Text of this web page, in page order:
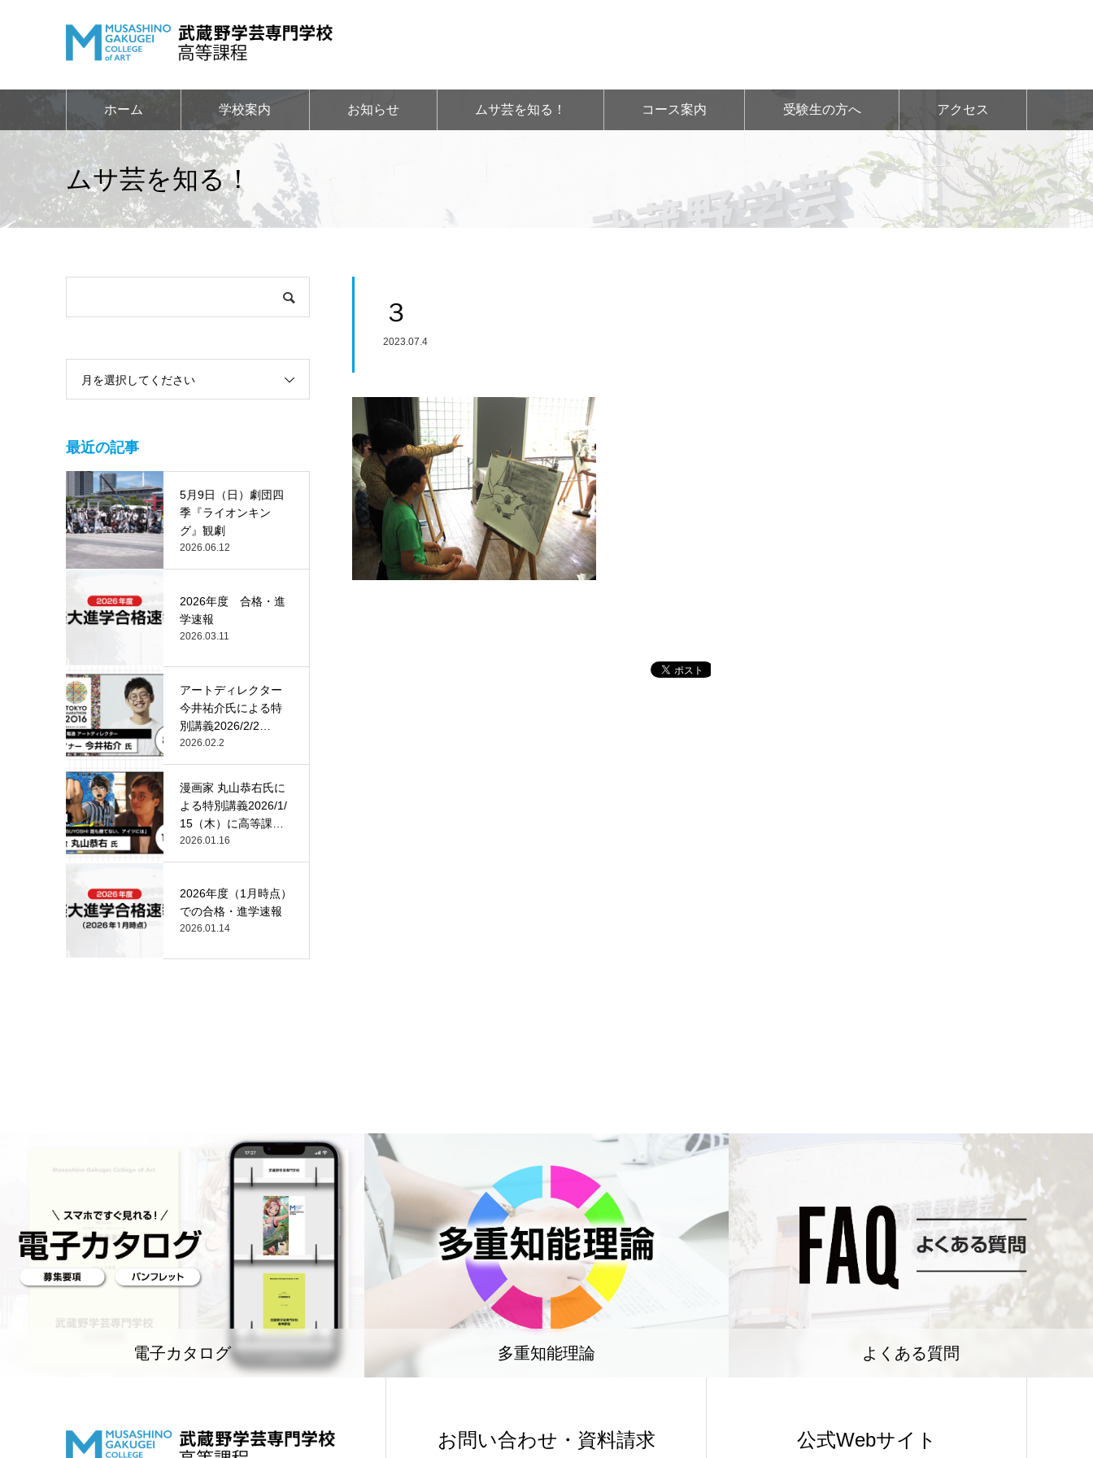
ホーム 学校案内 お知らせ ムサ芸を知る！ コース案内 受験生の方へ アクセス
ムサ芸を知る！
３
2023.07.4
月を選択してください
最近の記事
5月9日（日）劇団四
季『ライオンキン
グ』観劇
2026.06.12
2026年度 合格・進
学速報
2026.03.11
アートディレクター
今井祐介氏による特
別講義2026/2/2
（月）…
2026.02.2
漫画家 丸山恭右氏に
よる特別講義2026/1/
15（木）に高等課
程…
2026.01.16
2026年度（1月時点）
での合格・進学速報
2026.01.14
電子カタログ 多重知能理論 よくある質問
お問い合わせ・資料請求 公式Webサイト